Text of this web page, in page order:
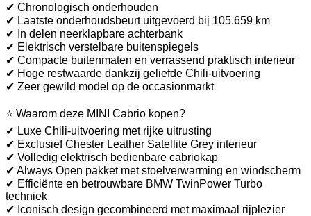
✔ Chronologisch onderhouden
✔ Laatste onderhoudsbeurt uitgevoerd bij 105.659 km
✔ In delen neerklapbare achterbank
✔ Elektrisch verstelbare buitenspiegels
✔ Compacte buitenmaten en verrassend praktisch interieur
✔ Hoge restwaarde dankzij geliefde Chili-uitvoering
✔ Zeer gewild model op de occasionmarkt
⭐ Waarom deze MINI Cabrio kopen?
✔ Luxe Chili-uitvoering met rijke uitrusting
✔ Exclusief Chester Leather Satellite Grey interieur
✔ Volledig elektrisch bedienbare cabriokap
✔ Always Open pakket met stoelverwarming en windscherm
✔ Efficiënte en betrouwbare BMW TwinPower Turbo
techniek
✔ Iconisch design gecombineerd met maximaal rijplezier